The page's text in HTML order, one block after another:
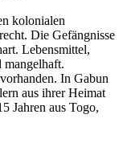
kolonialen
Die Gefängnisse
Lebensmittel,
In Gabun
aus ihrer Heimat
Jahren aus Togo,